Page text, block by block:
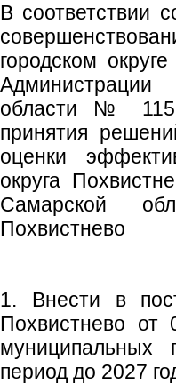
В соответствии
городском
Администрации
области №
принятия
оценки
округа
Самарской
Похвистнево
1. Внести в
Похвистнево
муниципальных
период до 2027